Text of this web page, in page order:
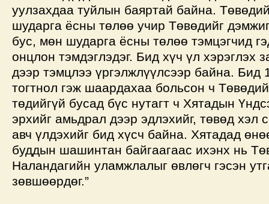
уулзахдаа туйлын баяртай байна.
шударга ёсны төлөө учир Төвөдийг
бус, мөн шударга ёсны төлөө тэмцэгчид
онцлон тэмдэглэдэг. Бид хүч үл хэрэглэх
дээр тэмцлээ үргэлжлүүлсээр байна. Бид
тогтнол гэж шаардахаа больсон ч
төдийгүй бусад бүс нутагт ч Хятадын
эрхийг амьдрал дээр эдлэхийг, төвөд хэл
авч үлдэхийг бид хүсч байна. Хятадад
буддын шашинтан байгаагаас ихэнх нь
Наландагийн уламжлалыг өвлөгч гэсэн
зөвшөөрдөг.”